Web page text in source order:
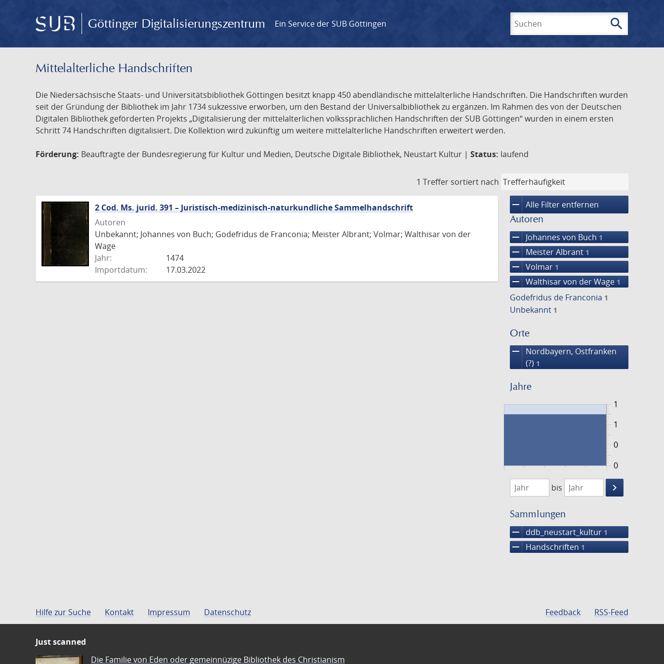
Göttinger Digitalisierungszentrum Ein Service der SUB Göttingen search
Mittelalterliche Handschriften
Die Niedersächsische Staats- und Universitätsbibliothek Göttingen besitzt knapp 450 abendländische mittelalterliche Handschriften. Die Handschriften wurden
seit der Gründung der Bibliothek im Jahr 1734 sukzessive erworben, um den Bestand der Universalbibliothek zu ergänzen. Im Rahmen des von der Deutschen
Digitalen Bibliothek geförderten Projekts „Digitalisierung der mittelalterlichen volkssprachlichen Handschriften der SUB Göttingen“ wurden in einem ersten
Schritt 74 Handschriften digitalisiert. Die Kollektion wird zukünftig um weitere mittelalterliche Handschriften erweitert werden.
Förderung: Beauftragte der Bundesregierung für Kultur und Medien, Deutsche Digitale Bibliothek, Neustart Kultur | Status: laufend
1 Treffer sortiert nach
remove Alle Filter entfernen
Autoren
remove Johannes von Buch 1
remove Meister Albrant 1
remove Volmar 1
remove Walthisar von der Wage 1
Godefridus de Franconia 1
Unbekannt 1
Orte
remove
Nordbayern, Ostfranken
(?) 1
Jahre
0
1
0
1
1474
1475
bis
keyboard_arrow_right
Suche
Sammlungen
remove ddb_neustart_kultur 1
remove Handschriften 1
2 Cod. Ms. jurid. 391 – Juristisch-medizinisch-naturkundliche Sammelhandschrift
Autoren
Unbekannt; Johannes von Buch; Godefridus de Franconia; Meister Albrant; Volmar; Walthisar von der
Wage
Jahr:
1474
Importdatum:
17.03.2022
Hilfe zur Suche Kontakt Impressum Datenschutz Feedback RSS-Feed
Just scanned
Die Familie von Eden oder gemeinnüzige Bibliothek des Christianism